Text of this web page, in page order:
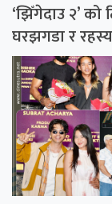
‘झिँगेदाउ २’ को
घरझगडा र